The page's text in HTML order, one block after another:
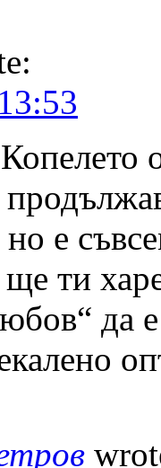
е
ти
да